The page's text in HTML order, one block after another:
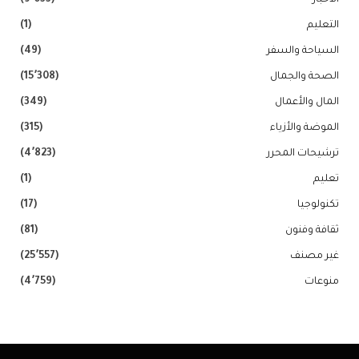
التعليم (1)
السياحة والسفر (49)
الصحة والجمال (15٬308)
المال والأعمال (349)
الموضة والأزياء (315)
ترشيحات المحرر (4٬823)
تعليم (1)
تكنولوجيا (17)
ثقافة وفنون (81)
غير مصنف (25٬557)
منوعات (4٬759)